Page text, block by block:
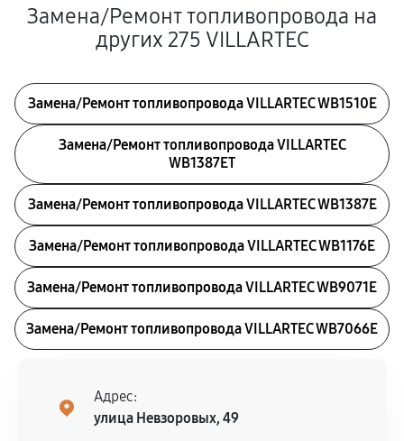
Замена/Pемонт топливопровода на
других 275 VILLARTEC
Замена/Pемонт топливопровода VILLARTEC WB1510E
Замена/Pемонт топливопровода VILLARTEC
WB1387ET
Замена/Pемонт топливопровода VILLARTEC WB1387E
Замена/Pемонт топливопровода VILLARTEC WB1176E
Замена/Pемонт топливопровода VILLARTEC WB9071E
Замена/Pемонт топливопровода VILLARTEC WB7066E
Адрес:
улица Невзоровых, 49